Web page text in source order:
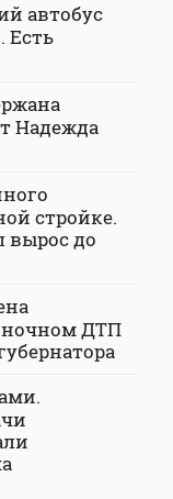
автобус
Есть
Надежда
стройке.
вырос до
ночном ДТП